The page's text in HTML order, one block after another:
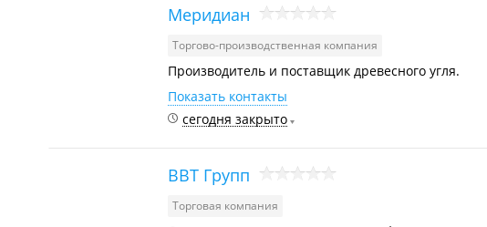
Меридиан
Торгово-производственная компания
Производитель и поставщик древесного угля.
Показать контакты
сегодня закрыто
ВВТ Групп
Торговая компания